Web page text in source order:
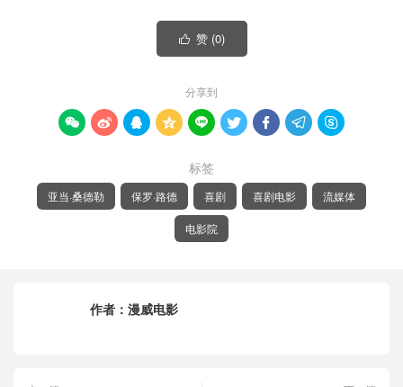
 赞 (0)
分享到
        
标签
亚当·桑德勒 保罗·路德 喜剧 喜剧电影 流媒体
电影院
作者： 漫威电影